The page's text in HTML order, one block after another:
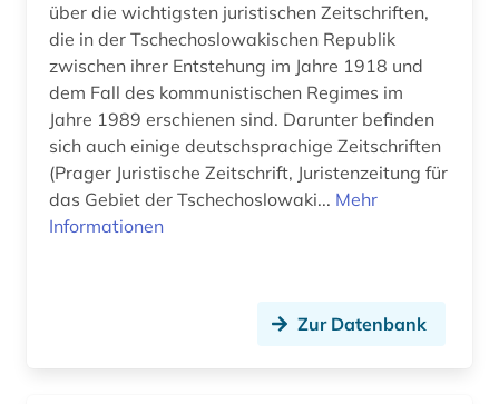
jura (1)
jurist (1)
juristische informationen (1)
juristische zeitschrift (2)
justiz (2)
über die wichtigsten juristischen Zeitschriften,
die in der Tschechoslowakischen Republik
zwischen ihrer Entstehung im Jahre 1918 und
dem Fall des kommunistischen Regimes im
Jahre 1989 erschienen sind. Darunter befinden
sich auch einige deutschsprachige Zeitschriften
(Prager Juristische Zeitschrift, Juristenzeitung für
das Gebiet der Tschechoslowaki... Mehr
Informationen
Zur Datenbank